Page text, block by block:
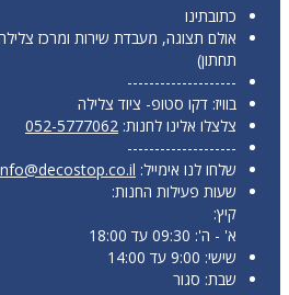
כתובתינו
תחתון)
--------------------
בוויז: דקו סטופ- ציוד צלילה
צלצלו אלינו לחנות: 052-5777062
--------------------
שלחו לנו אימייל:
שעות פעילות החנות:
קיץ:
א' - ה': 09:30 עד 18:00
שישי: 9:00 עד 14:00
שבת: סגור